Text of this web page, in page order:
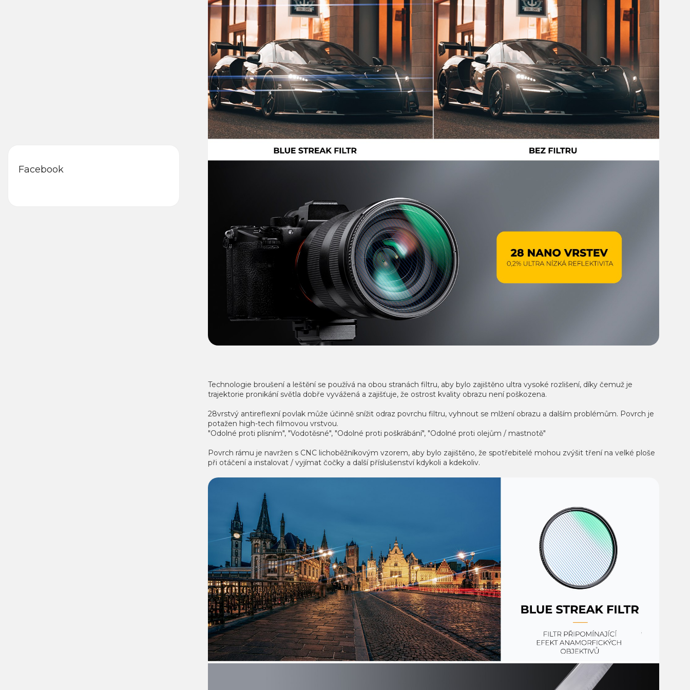
Facebook
Technologie broušení a leštění se používá na obou stranách filtru, aby bylo zajištěno ultra vysoké rozlišení, díky čemuž je
trajektorie pronikání světla dobře vyvážená a zajišťuje, že ostrost kvality obrazu není poškozena.
28vrstvý antireflexní povlak může účinně snížit odraz povrchu filtru, vyhnout se mlžení obrazu a dalším problémům. Povrch je
potažen high-tech filmovou vrstvou.
"Odolné proti plísním", "Vodotěsné", "Odolné proti poškrábání", "Odolné proti olejům / mastnotě"
Povrch rámu je navržen s CNC lichoběžníkovým vzorem, aby bylo zajištěno, že spotřebitelé mohou zvýšit tření na velké ploše
při otáčení a instalovat / vyjímat čočky a další příslušenství kdykoli a kdekoliv.